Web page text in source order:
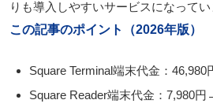
りも導入しやすいサービスになってい
この記事のポイント（2026年版）
Square Terminal端末代金：46,980
Square Reader端末代金：7,980円